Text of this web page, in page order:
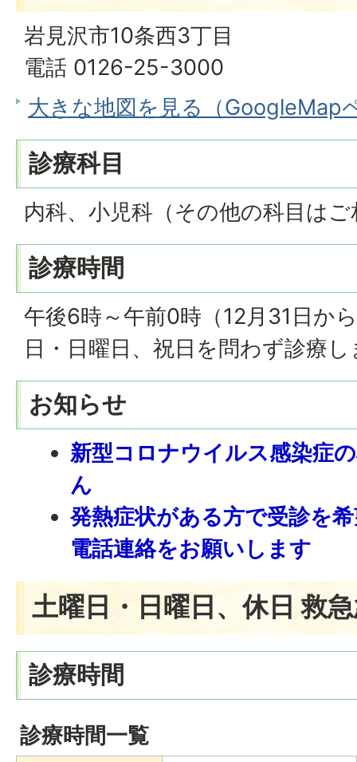
岩見沢市10条西3丁目
電話 0126-25-3000
大きな地図を見る（GoogleMap
診療科目
内科、小児科（その他の科目は
診療時間
午後6時～午前0時（12月31日か
日・日曜日、祝日を問わず診療
お知らせ
新型コロナウイルス感染症
ん
発熱症状がある方で受診を
電話連絡をお願いします
土曜日・日曜日、休日 救
診療時間
診療時間一覧